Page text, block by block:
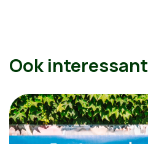
Ook interessant